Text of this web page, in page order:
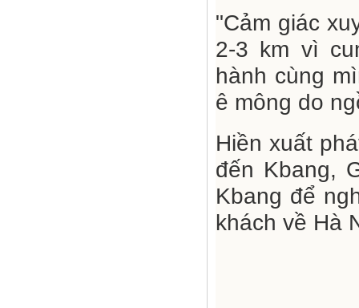
"Cảm giác
2-3 km vì
hành cùng
ê mông do
Hiền xuất
đến Kbang,
Kbang để
khách về Hà